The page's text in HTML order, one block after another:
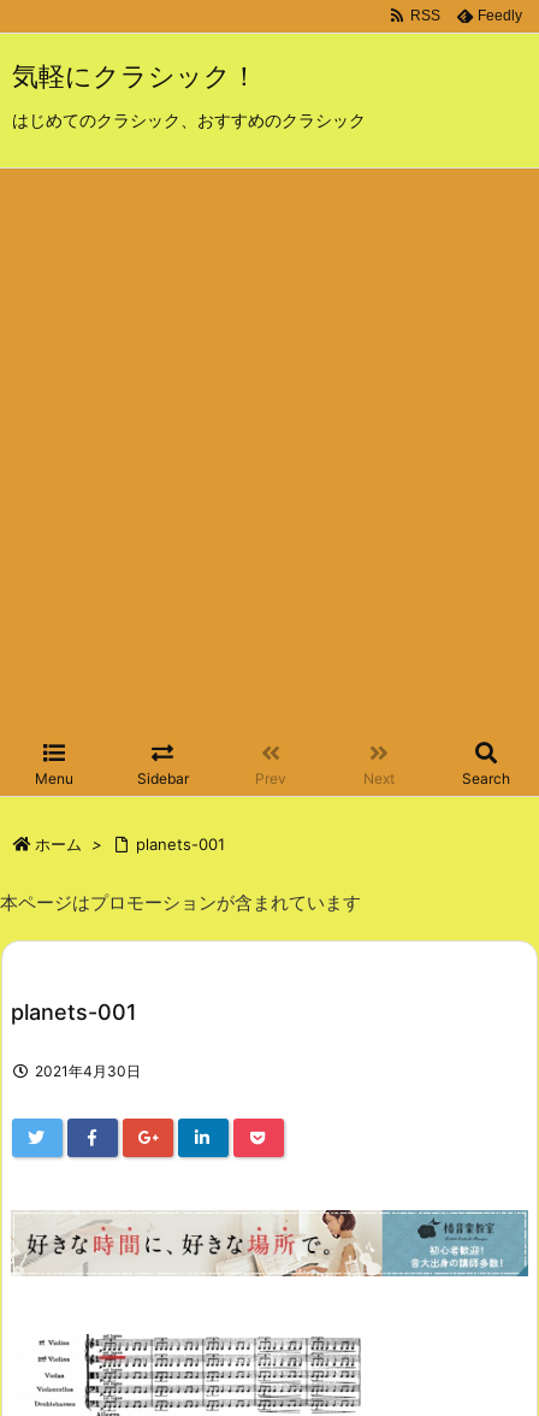
気軽にクラシック！
はじめてのクラシック、おすすめのクラシック
Menu Sidebar Prev Next Search
RSS Feedly
ホーム > planets-001
本ページはプロモーションが含まれています
planets-001
2021年4月30日